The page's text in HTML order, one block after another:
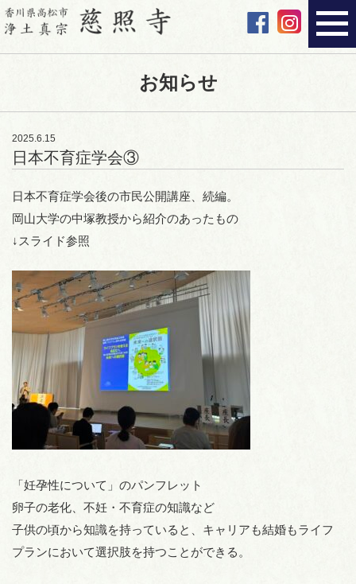
お知らせ
2025.6.15
日本不育症学会③
日本不育症学会後の市民公開講座、続編。
岡山大学の中塚教授から紹介のあったもの
↓スライド参照
「妊孕性について」のパンフレット
卵子の老化、不妊・不育症の知識など
子供の頃から知識を持っていると、キャリアも結婚もライフ
プランにおいて選択肢を持つことができる。